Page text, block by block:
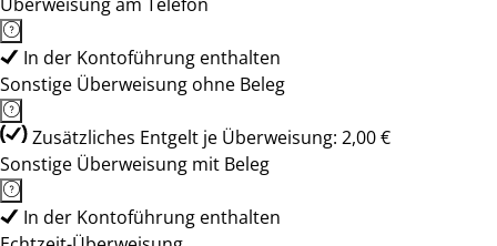
In der Kontoführung enthalten
Sonstige Überweisung ohne Beleg
Zusätzliches Entgelt je Überweisung: 2,00 €
Sonstige Überweisung mit Beleg
In der Kontoführung enthalten